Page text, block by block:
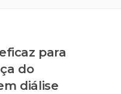
para
do
diálise